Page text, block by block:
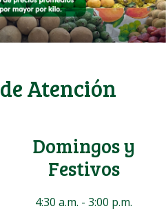
Atención
Domingos y
Festivos
4:30 a.m. - 3:00 p.m.